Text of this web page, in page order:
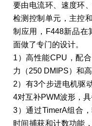
要由电流环、速度环
检测控制单元，主控
制应用，F448新品在
面做了专门的设计。
1）高性能CPU，配
力（250 DMIPS）和
2）有3个步进电机驱
4对互补PWM波形，
3）通过TimerA组合
时间捕获和计数功能